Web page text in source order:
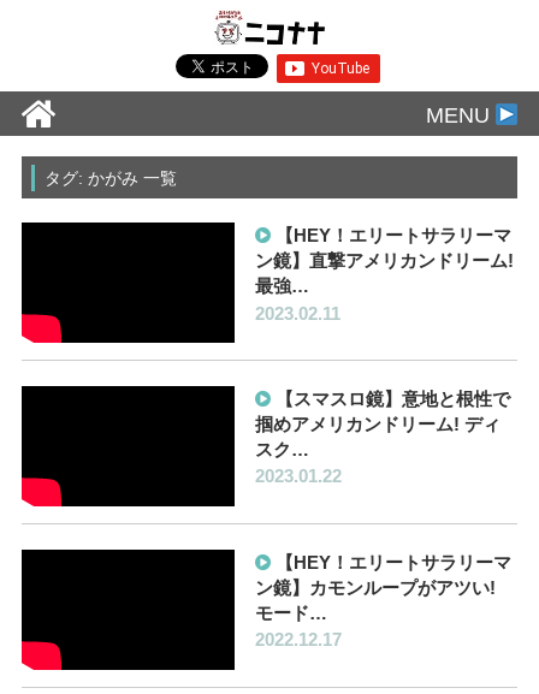
MENU
タグ: かがみ 一覧
【HEY！エリートサラリーマ
ン鏡】直撃アメリカンドリーム!
最強…
2023.02.11
【スマスロ鏡】意地と根性で
掴めアメリカンドリーム! ディ
スク…
2023.01.22
【HEY！エリートサラリーマ
ン鏡】カモンループがアツい!
モード…
2022.12.17